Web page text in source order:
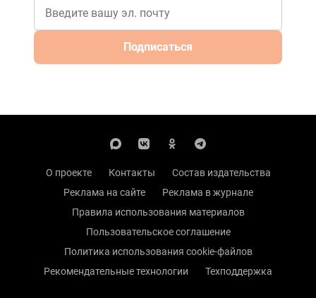
Подписаться
О проекте Контакты
Состав издательства
Реклама на сайте
Реклама в журнале
Правила использования материалов
Пользовательское соглашение
Политика использования cookie-файлов
Рекомендательные технологии
Техподдержка